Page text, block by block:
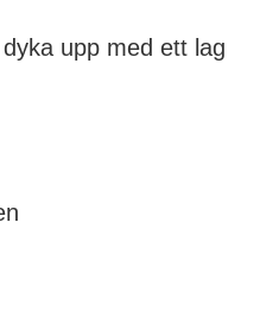
upp med ett lag